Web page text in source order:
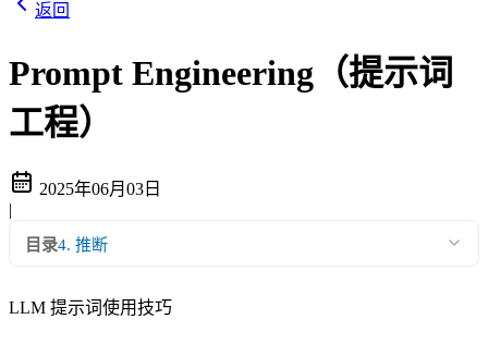
返回
Prompt Engineering（提示词
工程）
2025年06月03日
|
目录4. 推断
LLM 提示词使用技巧